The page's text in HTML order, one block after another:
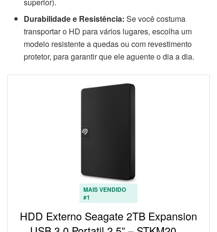
superior).
Durabilidade e Resistência: Se você costuma
transportar o HD para vários lugares, escolha um
modelo resistente a quedas ou com revestimento
protetor, para garantir que ele aguente o dia a dia.
MAIS VENDIDO
#1
HDD Externo Seagate 2TB Expansion